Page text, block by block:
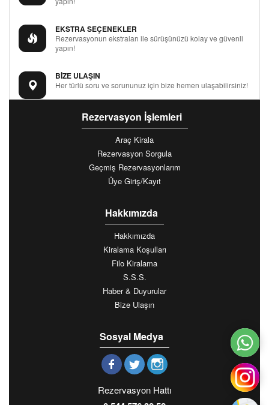
EKSTRA SEÇENEKLER
Rezervasyonun ekstraları ile sürüşünüzü kolay ve güvenli
yapın!
BİZE ULAŞIN
Her türlü soru ve sorununuz için bize hemen ulaşabilirsiniz!
Rezervasyon İşlemleri
Araç Kirala
Rezervasyon Sorgula
Geçmiş Rezervasyonlarım
Üye Giriş/Kayıt
Hakkımızda
Hakkımızda
Kiralama Koşulları
Filo Kiralama
S.S.S.
Haber & Duyurular
Bize Ulaşın
Sosyal Medya
Rezervasyon Hattı